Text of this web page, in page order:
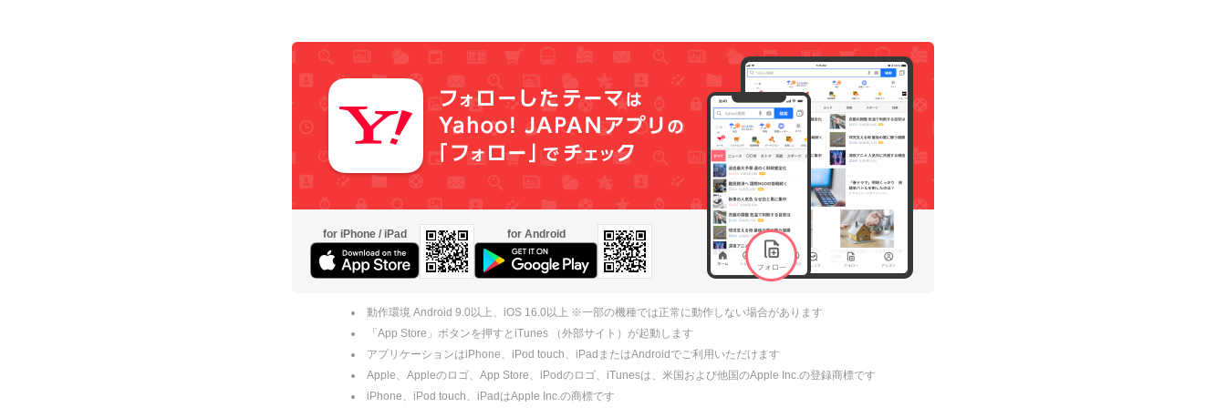
for iPhone / iPad for Android
動作環境 Android 9.0以上、iOS 16.0以上 ※一部の機種では正常に動作しない場合があります
「App Store」ボタンを押すとiTunes （外部サイト）が起動します
アプリケーションはiPhone、iPod touch、iPadまたはAndroidでご利用いただけます
Apple、Appleのロゴ、App Store、iPodのロゴ、iTunesは、米国および他国のApple Inc.の登録商標です
iPhone、iPod touch、iPadはApple Inc.の商標です